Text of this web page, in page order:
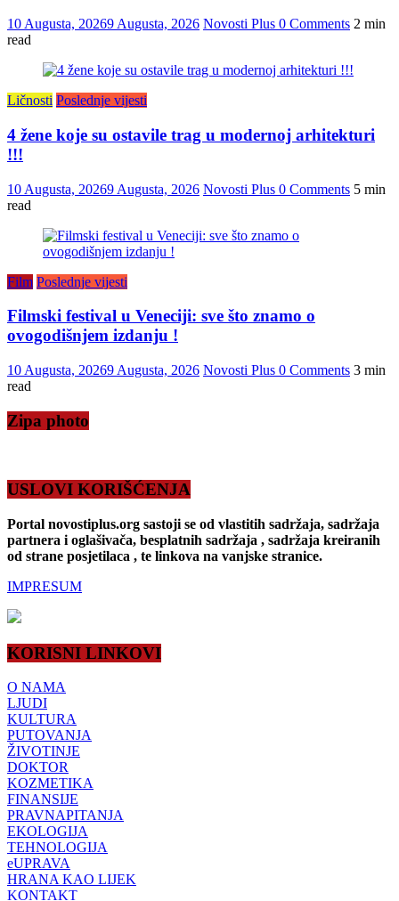
10 Augusta, 20269 Augusta, 2026 Novosti Plus 0 Comments 2 min
read
Ličnosti Poslednje vijesti
4 žene koje su ostavile trag u modernoj arhitekturi
!!!
10 Augusta, 20269 Augusta, 2026 Novosti Plus 0 Comments 5 min
read
Film Poslednje vijesti
Filmski festival u Veneciji: sve što znamo o
ovogodišnjem izdanju !
10 Augusta, 20269 Augusta, 2026 Novosti Plus 0 Comments 3 min
read
Zipa photo
USLOVI KORIŠĆENJA
Portal novostiplus.org sastoji se od vlastitih sadržaja, sadržaja
partnera i oglašivača, besplatnih sadržaja , sadržaja kreiranih
od strane posjetilaca , te linkova na vanjske stranice.
IMPRESUM
KORISNI LINKOVI
O NAMA
LJUDI
KULTURA
PUTOVANJA
ŽIVOTINJE
DOKTOR
KOZMETIKA
FINANSIJE
PRAVNAPITANJA
EKOLOGIJA
TEHNOLOGIJA
eUPRAVA
HRANA KAO LIJEK
KONTAKT